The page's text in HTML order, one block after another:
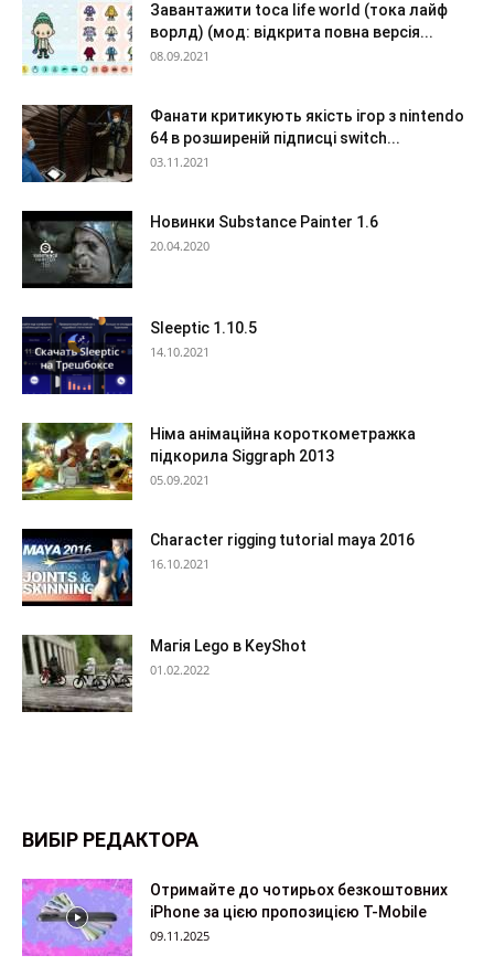
Завантажити toca life world (тока лайф
ворлд) (мод: відкрита повна версія...
08.09.2021
Фанати критикують якість ігор з nintendo
64 в розширеній підписці switch...
03.11.2021
Новинки Substance Painter 1.6
20.04.2020
Sleeptic 1.10.5
14.10.2021
Німа анімаційна короткометражка
підкорила Siggraph 2013
05.09.2021
Сharacter rigging tutorial maya 2016
16.10.2021
Магія Lego в KeyShot
01.02.2022
ВИБІР РЕДАКТОРА
Отримайте до чотирьох безкоштовних
iPhone за цією пропозицією T-Mobile
09.11.2025